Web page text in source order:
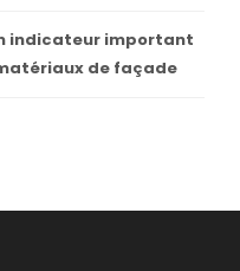
indicateur important
de façade